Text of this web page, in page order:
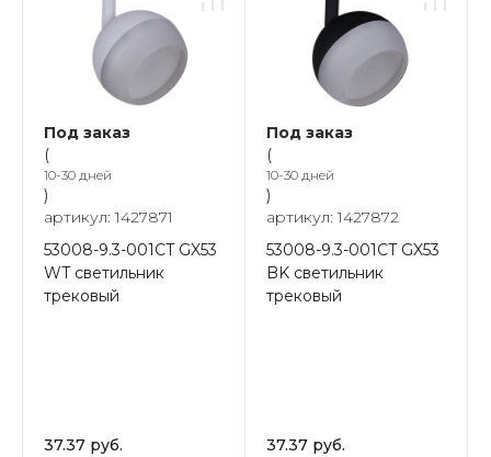
Под заказ
(
10-30 дней
)
артикул: 1427871
53008-9.3-001CT GX53
WT светильник
трековый
37.37 руб.
Под заказ
(
10-30 дней
)
артикул: 1427872
53008-9.3-001CT GX53
BK светильник
трековый
37.37 руб.